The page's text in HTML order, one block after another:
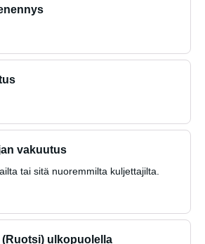
vakuutus
tai sitä nuoremmilta kuljettajilta.
ulkopuolella